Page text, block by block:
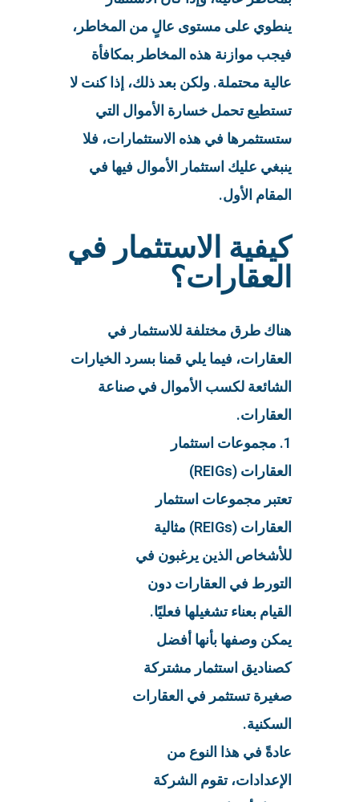
ينطوي على مستوى عالٍ من المخاطر،
فيجب موازنة هذه المخاطر بمكافأة
عالية محتملة. ولكن بعد ذلك، إذا كنت لا
تستطيع تحمل خسارة الأموال التي
ستستثمرها في هذه الاستثمارات، فلا
ينبغي عليك استثمار الأموال فيها في
المقام الأول.
كيفية الاستثمار في
العقارات؟
هناك طرق مختلفة للاستثمار في
العقارات، فيما يلي قمنا بسرد الخيارات
الشائعة لكسب الأموال في صناعة
العقارات.
1. مجموعات استثمار
العقارات (REIGs)
تعتبر مجموعات استثمار
العقارات (REIGs) مثالية
للأشخاص الذين يرغبون في
التورط في العقارات دون
القيام بعناء تشغيلها فعليًا.
يمكن وصفها بأنها أفضل
كصناديق استثمار مشتركة
صغيرة تستثمر في العقارات
السكنية.
عادةً في هذا النوع من
الإعدادات، تقوم الشركة